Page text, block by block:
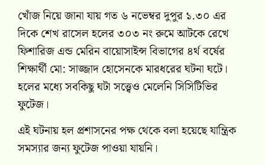
খোঁজ নিয়ে জানা যায় গত ৬ নভেম্বর দুপুর ১.৩০ এর
দিকে শেখ রাসেল হলের ৩০৩ নং রুমে আটকে রেখে
ফিশারিজ এন্ড মেরিন বায়োসাইন্স বিভাগের ৪র্থ বর্ষের
শিক্ষার্থী মো: সাজ্জাদ হোসেনকে মারধরের ঘটনা ঘটে।
হলের মধ্যে সবকিছু ঘটা সত্ত্বেও মেলেনি সিসিটিভির
ফুটেজ।
এই ঘটনায় হল প্রশাসনের পক্ষ থেকে বলা হয়েছে যান্ত্রিক
সমস্যার জন্য ফুটেজ পাওয়া যায়নি।